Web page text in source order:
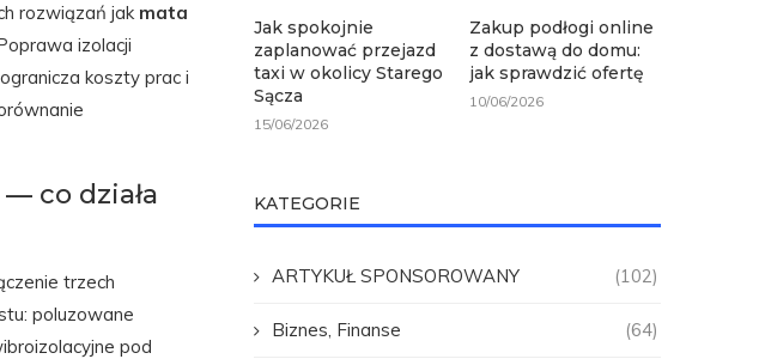
rozwiązań jak mata
izolacji
koszty prac i
— co działa
trzech
poluzowane
pod
Jak spokojnie
zaplanować przejazd
taxi w okolicy Starego
Sącza
15/06/2026
Zakup podłogi online
z dostawą do domu:
jak sprawdzić ofertę
10/06/2026
KATEGORIE
ARTYKUŁ SPONSOROWANY (102)
Biznes, Finanse (64)